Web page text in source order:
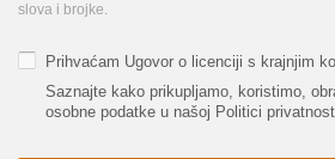
slova i brojke.
Prihvaćam Ugovor o licenciji s krajnjim
Saznajte kako prikupljamo, koristimo,
osobne podatke u našoj Politici